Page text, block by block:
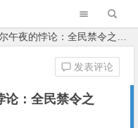
论：全民禁令之下，为何遍地扑克高手？
论：全民禁令之
发表评论